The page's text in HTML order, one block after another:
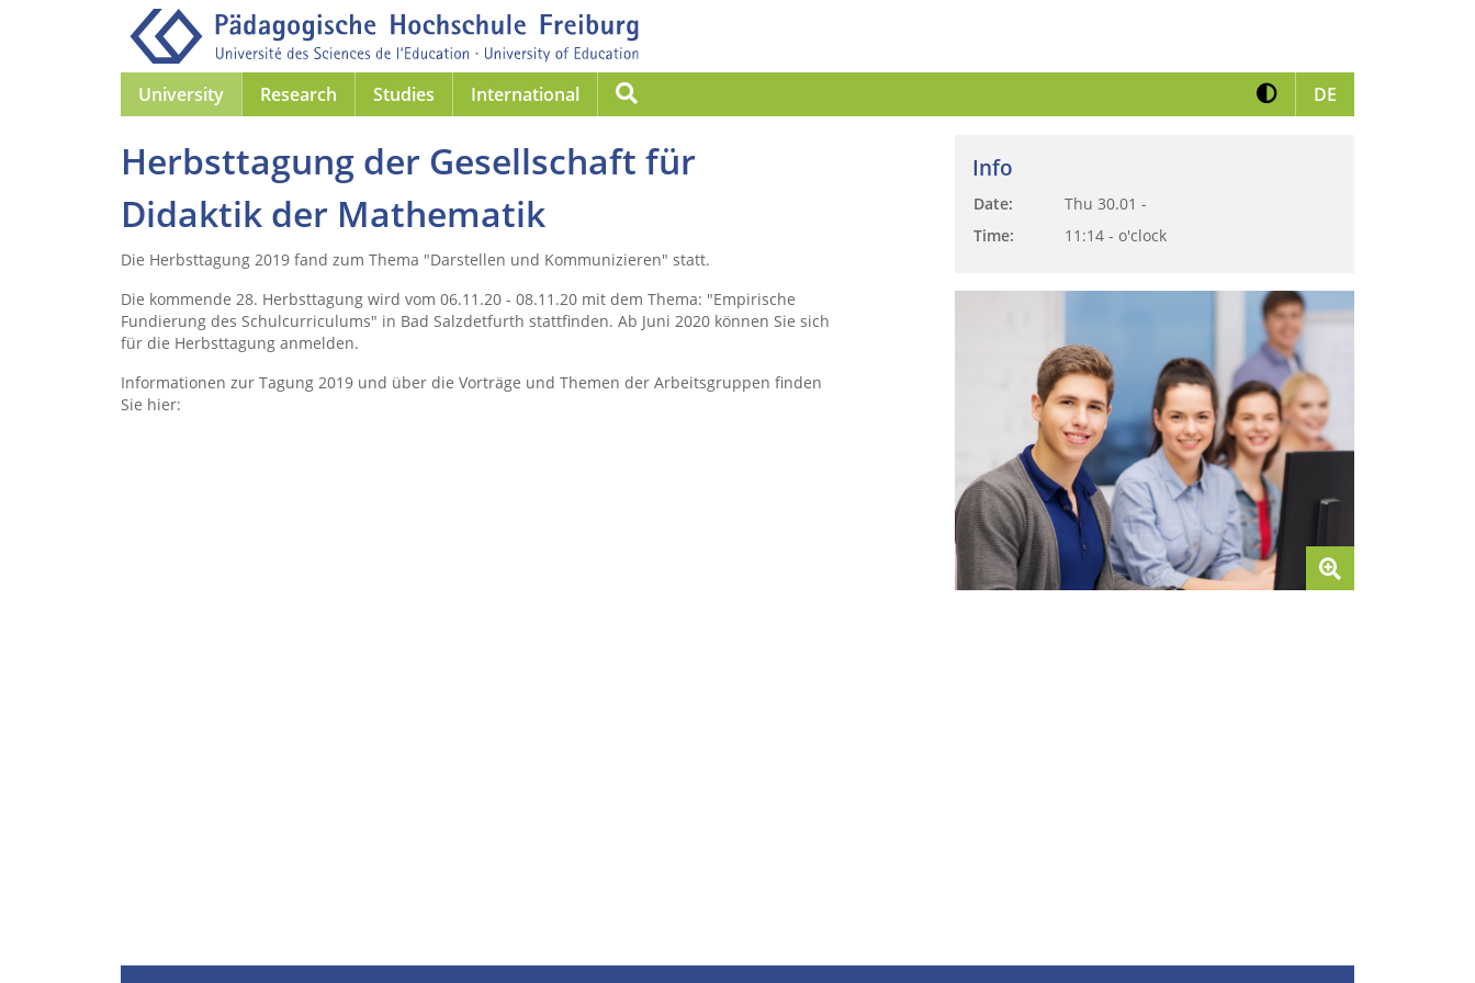
University Research Studies International Kontrast erhöhen
DE
Herbsttagung der Gesellschaft für
Didaktik der Mathematik
Die Herbsttagung 2019 fand zum Thema "Darstellen und Kommunizieren" statt.
Die kommende 28. Herbsttagung wird vom 06.11.20 - 08.11.20 mit dem Thema: "Empirische
Fundierung des Schulcurriculums" in Bad Salzdetfurth stattfinden. Ab Juni 2020 können Sie sich
für die Herbsttagung anmelden.
Informationen zur Tagung 2019 und über die Vorträge und Themen der Arbeitsgruppen finden
Sie hier:
Info
Date: Thu 30.01 -
Time:
11:14 - o'clock